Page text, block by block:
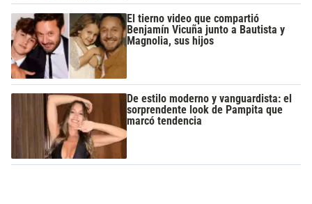
El tierno video que compartió
Benjamín Vicuña junto a Bautista y
Magnolia, sus hijos
De estilo moderno y vanguardista: el
sorprendente look de Pampita que
marcó tendencia